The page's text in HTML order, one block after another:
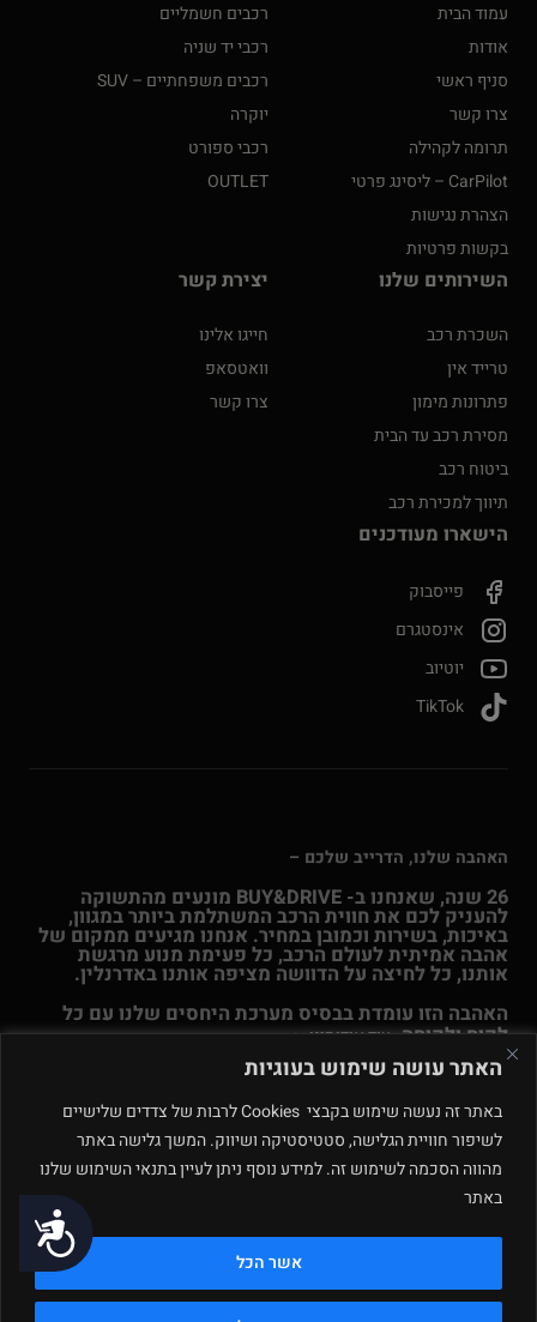
נגישות
האתר עושה שימוש בעוגיות
באתר זה נעשה שימוש בקבצי Cookies לרבות של צדדים שלישיים
לשיפור חוויית הגלישה, סטטיסטיקה ושיווק. המשך גלישה באתר
מהווה הסכמה לשימוש זה. למידע נוסף ניתן לעיין בתנאי השימוש שלנו
באתר
אשר הכל
עמוד הבית
אודות
סניף ראשי
צרו קשר
תרומה לקהילה
CarPilot – ליסינג פרטי
הצהרת נגישות
בקשות פרטיות
רכבים חשמליים
רכבי יד שניה
רכבים משפחתיים – SUV
יוקרה
רכבי ספורט
OUTLET
השירותים שלנו
השכרת רכב
טרייד אין
פתרונות מימון
מסירת רכב עד הבית
ביטוח רכב
תיווך למכירת רכב
יצירת קשר
חייגו אלינו
וואטסאפ
צרו קשר
הישארו מעודכנים
פייסבוק
אינסטגרם
יוטיוב
האהבה שלנו, הדרייב שלכם –
26 שנה, שאנחנו ב- BUY&DRIVE מונעים מהתשוקה
להעניק לכם את חווית הרכב המשתלמת ביותר במגוון,
באיכות, בשירות וכמובן במחיר. אנחנו מגיעים ממקום של
אהבה אמיתית לעולם הרכב, כל פעימת מנוע מרגשת
אותנו, כל לחיצה על הדוושה מציפה אותנו באדרנלין.
האהבה הזו עומדת בבסיס מערכת היחסים שלנו עם כל
לקוח ולקוחה.עוד אודותינו >>
© Buy & Drive 2004-2026. כל הזכויות באתר זה שמורות. |
תקנון
תנאי שימוש|מדיניות פרטיות – ינואר 2026
רחוב המלאכה 4, מתחם
פולג, נתניה. ט.ל.ח.